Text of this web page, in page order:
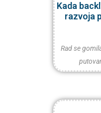
Kada
razvoja
Rad se